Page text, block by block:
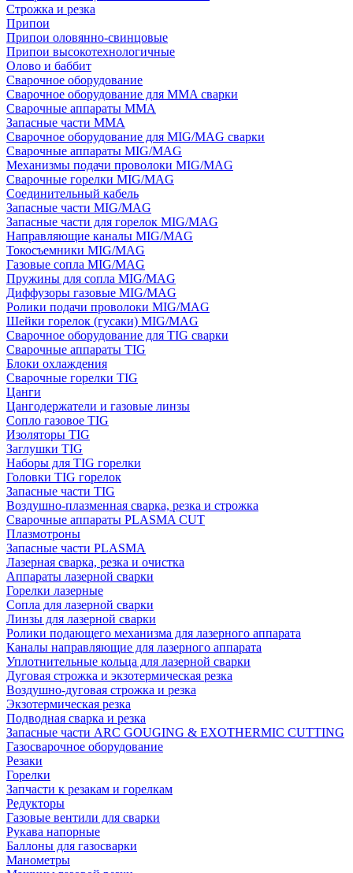
Строжка и резка
Припои
Припои оловянно-свинцовые
Припои высокотехнологичные
Олово и баббит
Сварочное оборудование
Сварочное оборудование для MMA сварки
Сварочные аппараты MMA
Запасные части MMA
Сварочное оборудование для MIG/MAG сварки
Сварочные аппараты MIG/MAG
Механизмы подачи проволоки MIG/MAG
Сварочные горелки MIG/MAG
Соединительный кабель
Запасные части MIG/MAG
Запасные части для горелок MIG/MAG
Направляющие каналы MIG/MAG
Токосъемники MIG/MAG
Газовые сопла MIG/MAG
Пружины для сопла MIG/MAG
Диффузоры газовые MIG/MAG
Ролики подачи проволоки MIG/MAG
Шейки горелок (гусаки) MIG/MAG
Сварочное оборудование для TIG сварки
Сварочные аппараты TIG
Блоки охлаждения
Сварочные горелки TIG
Цанги
Цангодержатели и газовые линзы
Сопло газовое TIG
Изоляторы TIG
Заглушки TIG
Наборы для TIG горелки
Головки TIG горелок
Запасные части TIG
Воздушно-плазменная сварка, резка и строжка
Сварочные аппараты PLASMA CUT
Плазмотроны
Запасные части PLASMA
Лазерная сварка, резка и очистка
Аппараты лазерной сварки
Горелки лазерные
Сопла для лазерной сварки
Линзы для лазерной сварки
Ролики подающего механизма для лазерного аппарата
Каналы направляющие для лазерного аппарата
Уплотнительные кольца для лазерной сварки
Дуговая строжка и экзотермическая резка
Воздушно-дуговая строжка и резка
Экзотермическая резка
Подводная сварка и резка
Запасные части ARC GOUGING & EXOTHERMIC CUTTING
Газосварочное оборудование
Резаки
Горелки
Запчасти к резакам и горелкам
Редукторы
Газовые вентили для сварки
Рукава напорные
Баллоны для газосварки
Манометры